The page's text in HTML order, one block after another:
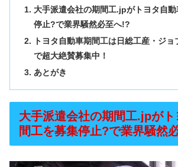
大手派遣会社の期間工.jpがトヨタ自
停止?で業界騒然必至へ!?
トヨタ自動車期間工は日総工産・ジ
で超大絶賛募集中！
あとがき
大手派遣会社の期間工.jpがト
間工を募集停止?で業界騒然